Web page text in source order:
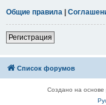
Общие правила |
Регистрация
Список форумов
Создано на основе